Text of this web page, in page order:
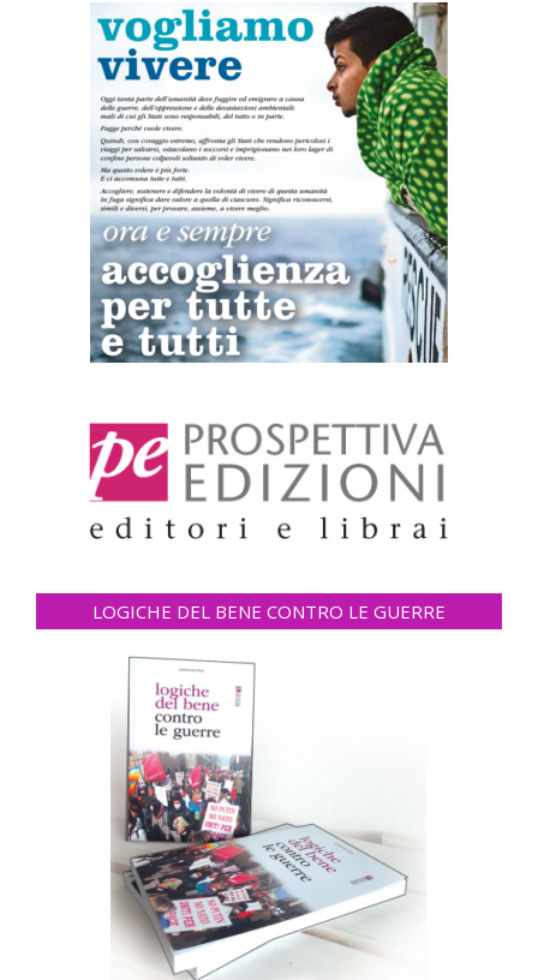
LOGICHE DEL BENE CONTRO LE GUERRE